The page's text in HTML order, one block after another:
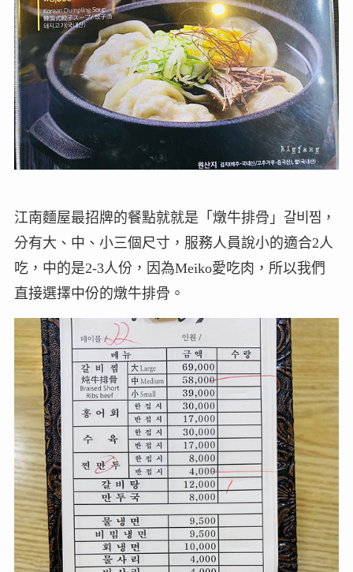
江南麵屋最招牌的餐點就就是「燉牛排骨」갈비찜，
分有大、中、小三個尺寸，服務人員說小的適合2人
吃，中的是2-3人份，因為Meiko愛吃肉，所以我們
直接選擇中份的燉牛排骨。